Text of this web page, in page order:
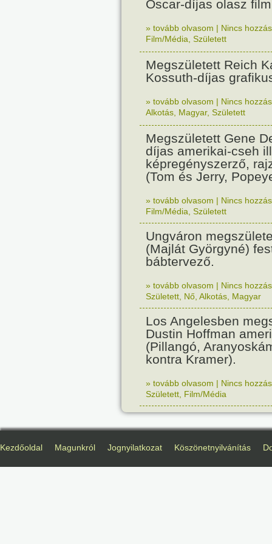
Oscar-díjas olasz
» tovább olvasom | Nincs
Film/Média Született
Megszületett Reich
Kossuth-díjas
» tovább olvasom | Nincs
Alkotás Magyar, Született
Megszületett Gene
díjas amerikai-cseh
képregényszerző,
(Tom és Jerry,
» tovább olvasom | Nincs
Film/Média Született
Ungváron
(Majlát Györgyné)
bábtervező.
» tovább olvasom | Nincs
Született Nő Alkotás Magyar
Los Angelesben
Dustin Hoffman
(Pillangó,
kontra Kramer).
» tovább olvasom | Nincs
Született Film/Média
Kezdőoldal Magunkról Jognyilatkozat Köszönetnyilvánítás